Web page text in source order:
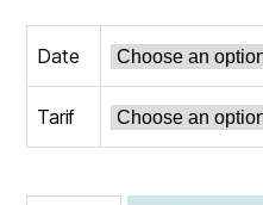
Date
Tarif